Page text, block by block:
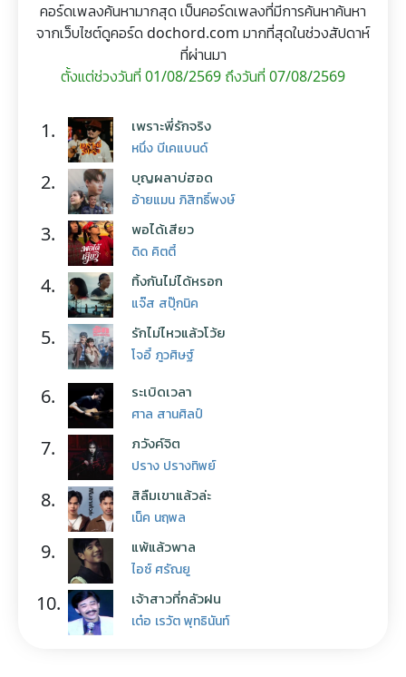
คอร์ดเพลงค้นหามากสุด เป็นคอร์ดเพลงที่มีการค้นหาค้นหา
จากเว็บไซต์ดูคอร์ด dochord.com มากที่สุดในช่วงสัปดาห์
ที่ผ่านมา
ตั้งแต่ช่วงวันที่ 01/08/2569 ถึงวันที่ 07/08/2569
1. เพราะพี่รักจริง
หนึ่ง บีเคแบนด์
2. บุญผลาบ่ฮอด
อ้ายแมน ภิสิทธิ์พงษ์
3. พอได้เสียว
ดิด คิตตี้
4. ทิ้งกันไม่ได้หรอก
แจ๊ส สปุ๊กนิค
5. รักไม่ไหวแล้วโว้ย
โจอี้ ภูวศิษฐ์
6. ระเบิดเวลา
ศาล สานศิลป์
7. ภวังค์จิต
ปราง ปรางทิพย์
8. สิลืมเขาแล้วล่ะ
เน็ค นฤพล
9. แพ้แล้วพาล
ไอซ์ ศรัณยู
10. เจ้าสาวที่กลัวฝน
เต๋อ เรวัต พุทธินันท์